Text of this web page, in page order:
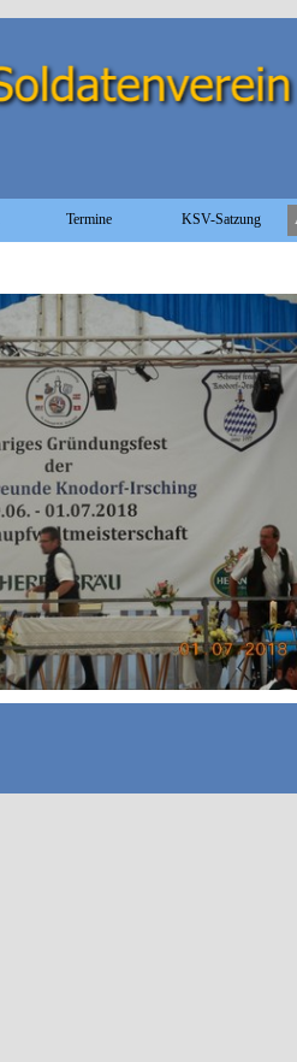
Termine KSV-Satzung